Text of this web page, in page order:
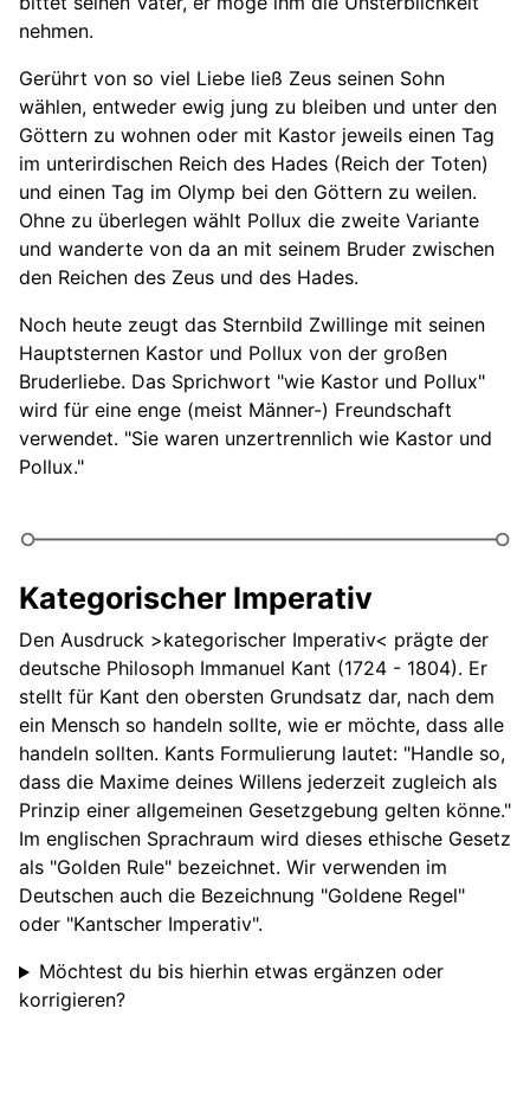
nehmen.
Gerührt von so viel Liebe ließ Zeus seinen Sohn
wählen, entweder ewig jung zu bleiben und unter den
Göttern zu wohnen oder mit Kastor jeweils einen Tag
im unterirdischen Reich des Hades (Reich der Toten)
und einen Tag im Olymp bei den Göttern zu weilen.
Ohne zu überlegen wählt Pollux die zweite Variante
und wanderte von da an mit seinem Bruder zwischen
den Reichen des Zeus und des Hades.
Noch heute zeugt das Sternbild Zwillinge mit seinen
Hauptsternen Kastor und Pollux von der großen
Bruderliebe. Das Sprichwort "wie Kastor und Pollux"
wird für eine enge (meist Männer-) Freundschaft
verwendet. "Sie waren unzertrennlich wie Kastor und
Pollux."
Kategorischer Imperativ
Den Ausdruck >kategorischer Imperativ< prägte der
deutsche Philosoph Immanuel Kant (1724 - 1804). Er
stellt für Kant den obersten Grundsatz dar, nach dem
ein Mensch so handeln sollte, wie er möchte, dass alle
handeln sollten. Kants Formulierung lautet: "Handle so,
dass die Maxime deines Willens jederzeit zugleich als
Prinzip einer allgemeinen Gesetzgebung gelten könne."
Im englischen Sprachraum wird dieses ethische Gesetz
als "Golden Rule" bezeichnet. Wir verwenden im
Deutschen auch die Bezeichnung "Goldene Regel"
oder "Kantscher Imperativ".
Möchtest du bis hierhin etwas ergänzen oder
korrigieren?